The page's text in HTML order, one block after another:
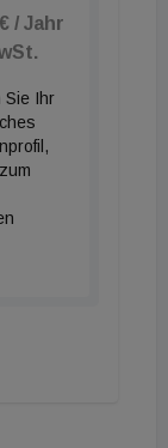
/ Jahr
Sie Ihr